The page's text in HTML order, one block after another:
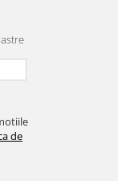
de